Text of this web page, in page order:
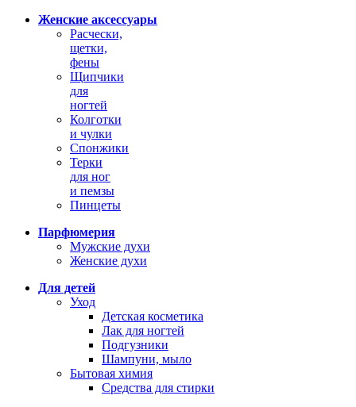
Женские аксессуары
Расчески,
щетки,
фены
Щипчики
для
ногтей
Колготки
и чулки
Спонжики
Терки
для ног
и пемзы
Пинцеты
Парфюмерия
Мужские духи
Женские духи
Для детей
Уход
Детская косметика
Лак для ногтей
Подгузники
Шампуни, мыло
Бытовая химия
Средства для стирки